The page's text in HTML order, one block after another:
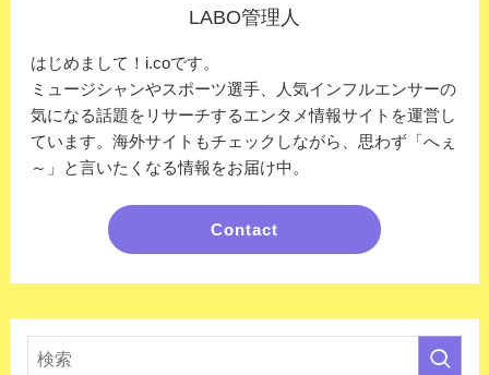
LABO管理人
はじめまして！i.coです。
ミュージシャンやスポーツ選手、人気インフルエンサーの
気になる話題をリサーチするエンタメ情報サイトを運営し
ています。海外サイトもチェックしながら、思わず「へぇ
～」と言いたくなる情報をお届け中。
Contact